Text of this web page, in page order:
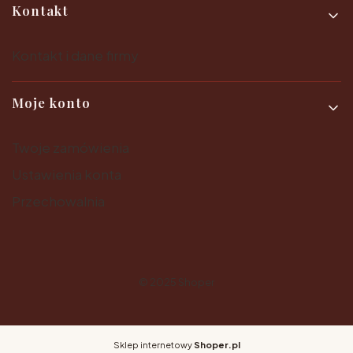
Kontakt
Moje konto
Sklep internetowy Shoper.pl